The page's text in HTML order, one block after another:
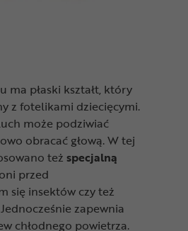
ma płaski kształt, który
z fotelikami dziecięcymi.
może podziwiać
obracać głową. W tej
też specjalną
przed
się insektów czy też
zapewnia
chłodnego powietrza.